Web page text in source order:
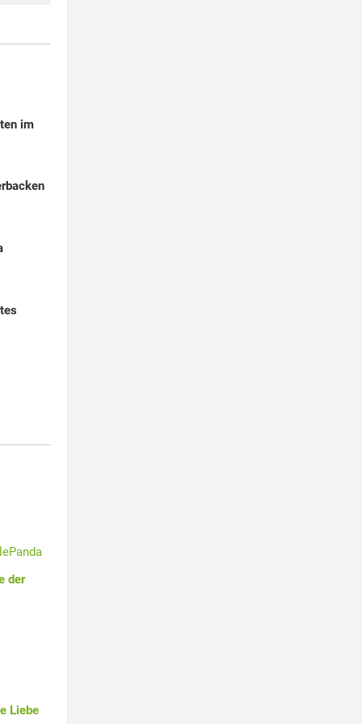
im
der
Liebe